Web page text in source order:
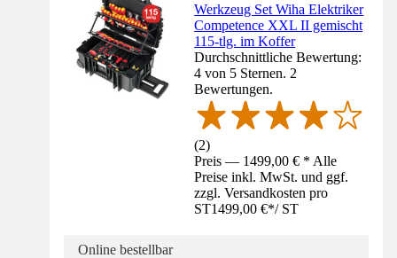
Werkzeug Set Wiha Elektriker
Competence XXL II gemischt
115-tlg. im Koffer
Durchschnittliche Bewertung:
4 von 5 Sternen. 2
Bewertungen.
(2)
Preis — 1499,00 € * Alle
Preise inkl. MwSt. und ggf.
zzgl. Versandkosten pro
ST1499,00 €*/ ST
Online bestellbar